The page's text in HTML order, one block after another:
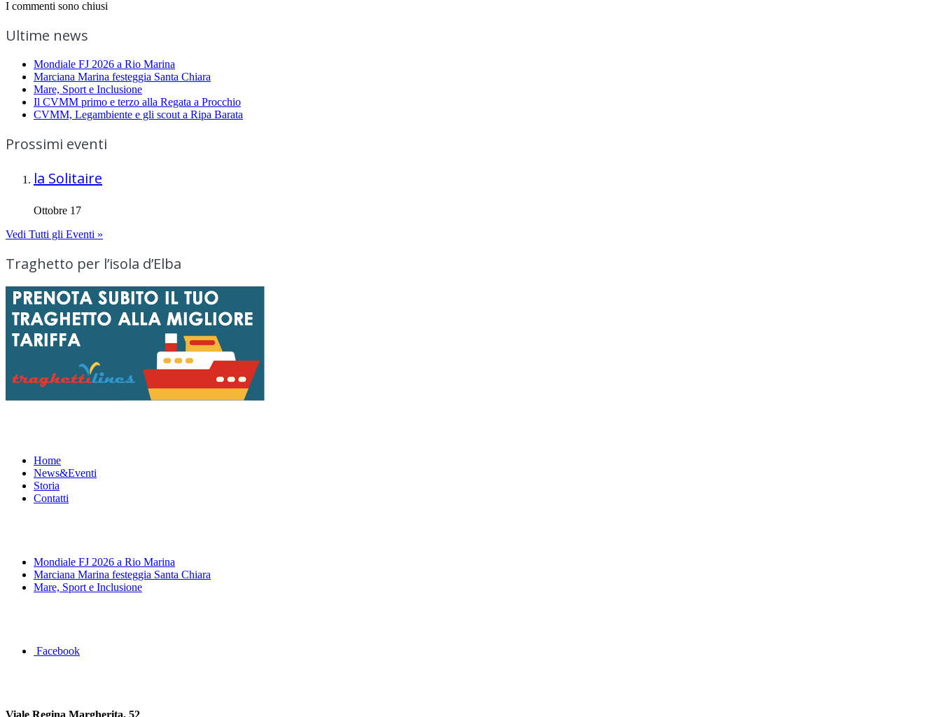
I commenti sono chiusi
Ultime news
Mondiale FJ 2026 a Rio Marina
Marciana Marina festeggia Santa Chiara
Mare, Sport e Inclusione
Il CVMM primo e terzo alla Regata a Procchio
CVMM, Legambiente e gli scout a Ripa Barata
Prossimi eventi
la Solitaire
Ottobre 17
Vedi Tutti gli Eventi »
Traghetto per l’isola d’Elba
Home
News&Eventi
Storia
Contatti
Mondiale FJ 2026 a Rio Marina
Marciana Marina festeggia Santa Chiara
Mare, Sport e Inclusione
Facebook